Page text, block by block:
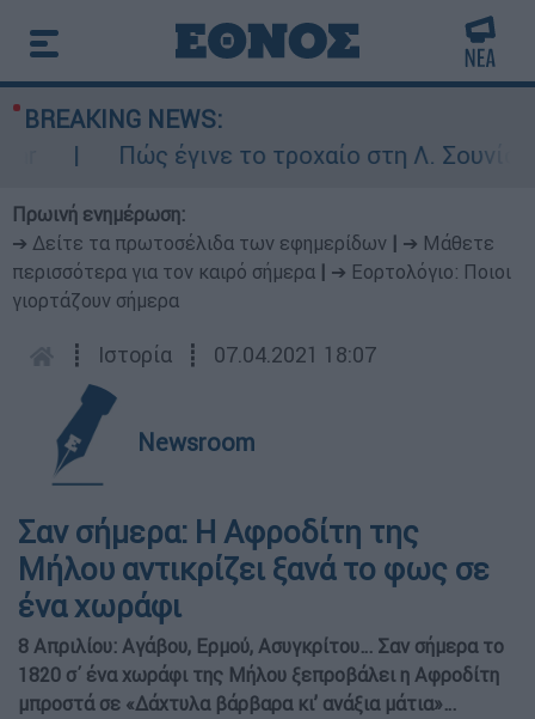
BREAKING NEWS:
Πώς έγινε το τροχαίο στη Λ. Σουνίου:
Πρωινή ενημέρωση:
➔ Δείτε τα πρωτοσέλιδα των εφημερίδων
➔ Μάθετε
περισσότερα για τον καιρό σήμερα
➔ Εορτολόγιο: Ποιοι
γιορτάζουν σήμερα
┋ Ιστορία ┋ 07.04.2021 18:07
Newsroom
Σαν σήμερα: Η Αφροδίτη της
Μήλου αντικρίζει ξανά το φως σε
ένα χωράφι
8 Απριλίου: Αγάβου, Ερμού, Ασυγκρίτου… Σαν σήμερα το
1820 σ΄ ένα χωράφι της Μήλου ξεπροβάλει η Αφροδίτη
μπροστά σε «Δάχτυλα βάρβαρα κι’ ανάξια μάτια»…